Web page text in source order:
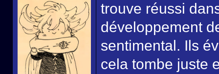
trouve réussi
développement
sentimental. Ils
cela tombe juste